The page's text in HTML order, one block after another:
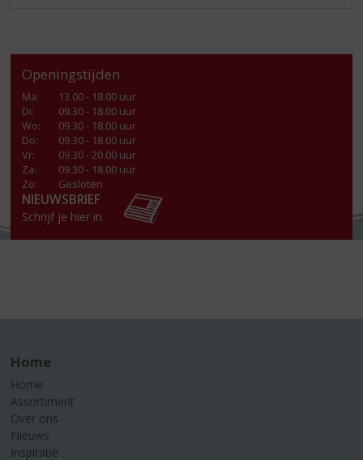
Openingstijden
Ma:
13.00 - 18.00 uur
Di:
09.30 - 18.00 uur
Wo:
09.30 - 18.00 uur
Do:
09.30 - 18.00 uur
Vr:
09.30 - 20.00 uur
Za:
09.30 - 18.00 uur
Zo:
Gesloten
NIEUWSBRIEF
Schrijf je hier in
Home
Home
Assortiment
Over ons
Nieuws
Inspiratie